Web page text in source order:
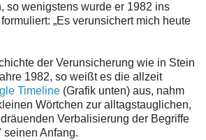
so wenigstens wurde er 1982 ins
„Es verunsichert mich heute
der Verunsicherung wie in Stein
1982, so weißt es die allzeit
Timeline (Grafik unten) aus, nahm
Wörtchen zur alltagstauglichen,
Verbalisierung der Begriffe
Anfang.